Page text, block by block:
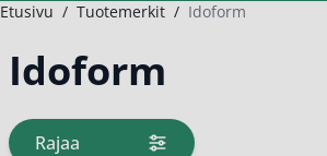
Etusivu / Tuotemerkit / Idoform
Idoform
Rajaa